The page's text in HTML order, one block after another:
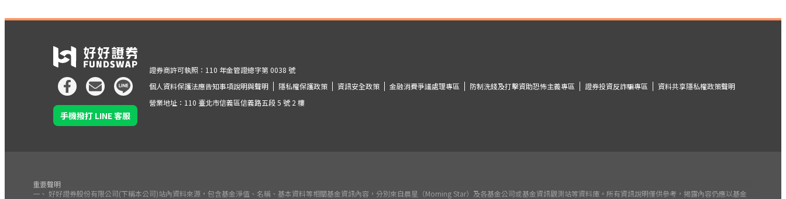
手機撥打 LINE 客服
證券商許可執照：110 年金管證總字第 0038 號
個人資料保護法應告知事項說明與聲明
隱私權保護政策 資訊安全政策 金融消費爭議處理專區 防制洗錢及打擊資助恐怖主義專區 證券投資反詐騙專區
資料共享隱私權政策聲明
營業地址：110 臺北市信義區信義路五段 5 號 2 樓
重要聲明
一、 好好證券股份有限公司(下稱本公司)站內資料來源，包含基金淨值、名稱、基本資料等相關基金資訊內容，分別來自晨星（Morning Star）及各基金公司或基金資訊觀測站等資料庫。所有資訊說明僅供參考，揭露內容仍應以基金